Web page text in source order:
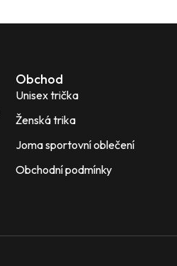
Obchod
Unisex trička
Ženská trika
Joma sportovní oblečení
Obchodní podmínky